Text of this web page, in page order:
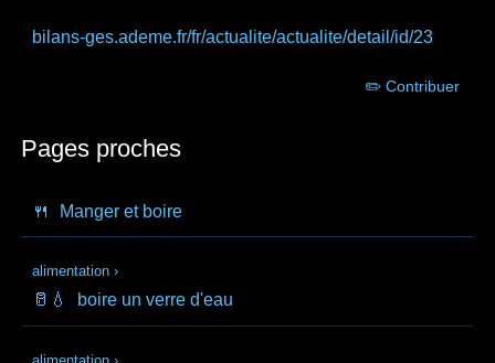
bilans-ges.ademe.fr/fr/actualite/actualite/detail/id/23
✏️ Contribuer
Pages proches
🍴 Manger et boire
alimentation ›
🥛💧 boire un verre d'eau